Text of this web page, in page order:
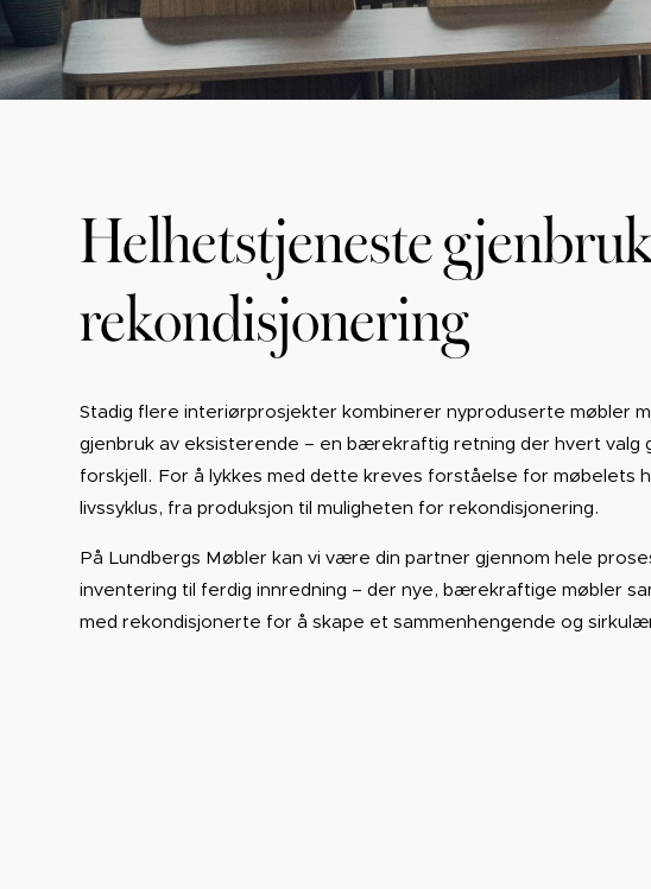
Helhetstjeneste
rekondisjonering
Stadig flere interiørprosjekter kombinerer nyproduserte møbler
gjenbruk av eksisterende – en bærekraftig retning der hvert valg
forskjell. For å lykkes med dette kreves forståelse for møbelets
livssyklus, fra produksjon til muligheten for rekondisjonering.
På Lundbergs Møbler kan vi være din partner gjennom hele
inventering til ferdig innredning – der nye, bærekraftige møbler
med rekondisjonerte for å skape et sammenhengende og